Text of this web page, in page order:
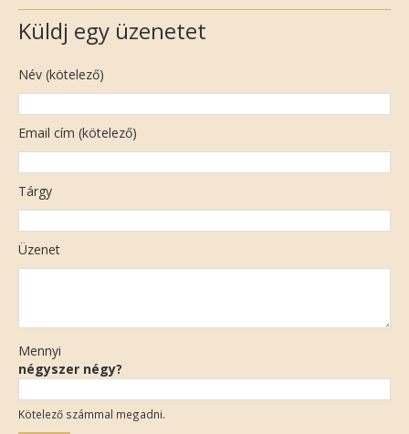
Küldj egy üzenetet
Név (kötelező)
Email cím (kötelező)
Tárgy
Üzenet
Mennyi
négyszer négy?
Kötelező számmal megadni.